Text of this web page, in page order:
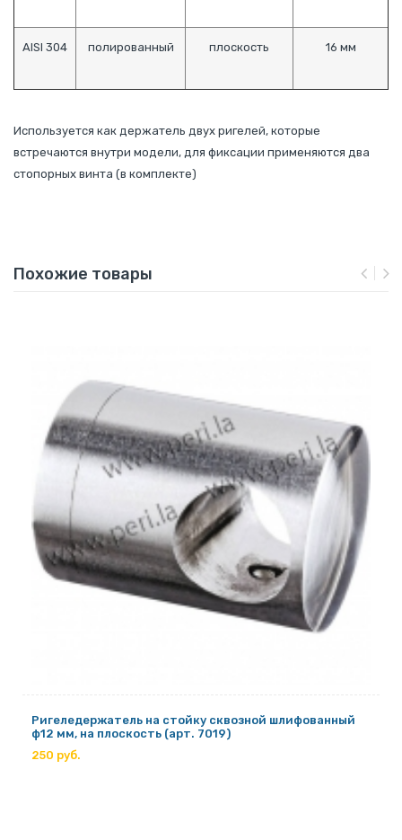
AISI 304 полированный плоскость 16 мм
Используется как держатель двух ригелей, которые
встречаются внутри модели, для фиксации применяются два
стопорных винта (в комплекте)
Похожие товары
Ригеледержатель на стойку сквозной шлифованный
ф12 мм, на плоскость (арт. 7019)
250 руб.